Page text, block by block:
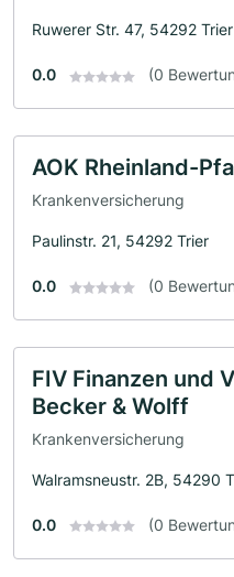
Ruwerer Str. 47, 54292 Trier
0.0 (0
AOK Rheinland-
Krankenversicherung
Paulinstr. 21, 54292 Trier
0.0 (0
FIV Finanzen und
Becker & Wolff
Krankenversicherung
Walramsneustr. 2B, 54290
0.0 (0